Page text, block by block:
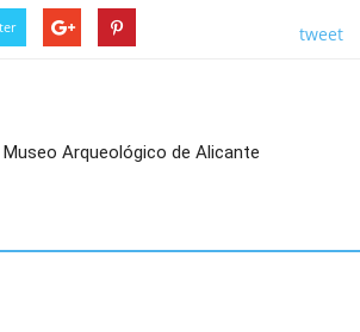
tweet
Arqueológico de Alicante